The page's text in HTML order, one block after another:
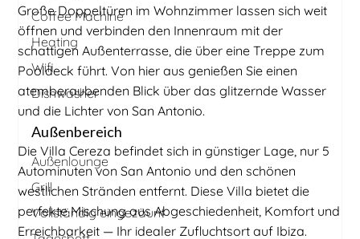
Große Doppeltüren im Wohnzimmer lassen sich weit
öffnen und verbinden den Innenraum mit der
schattigen Außenterrasse, die über eine Treppe zum
Pooldeck führt. Von hier aus genießen Sie einen
atemberaubenden Blick über das glitzernde Wasser
und die Lichter von San Antonio.
Die Villa Cereza befindet sich in günstiger Lage, nur 5
Autominuten von San Antonio und den schönen
westlichen Stränden entfernt. Diese Villa bietet die
perfekte Mischung aus Abgeschiedenheit, Komfort und
Erreichbarkeit — Ihr idealer Zufluchtsort auf Ibiza.
Coffee Machine
Heating
Wifi
Dishwasher
Außenbereich
Außenlounge
Grill
Vollständig eingezäunt